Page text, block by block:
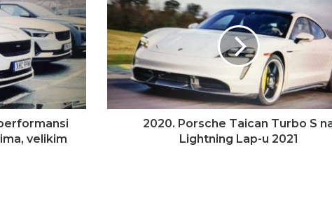
velikim
2020. Porsche Taican Turbo S
Lightning Lap-u 2021